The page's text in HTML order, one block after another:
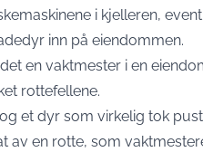
i kjelleren,
inn på eiendommen.
en vaktmester i en
rottefellene.
et dyr som virkelig tok
av en rotte, som